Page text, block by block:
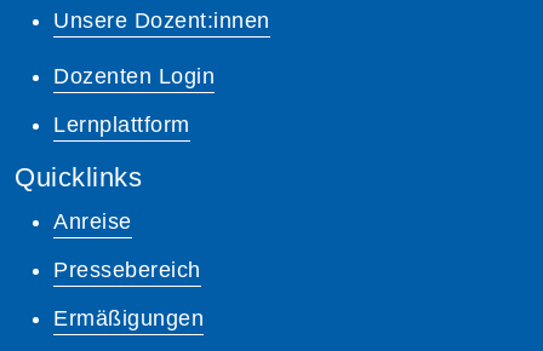
Unsere Dozent:innen
Dozenten Login
Lernplattform
Quicklinks
Anreise
Pressebereich
Ermäßigungen